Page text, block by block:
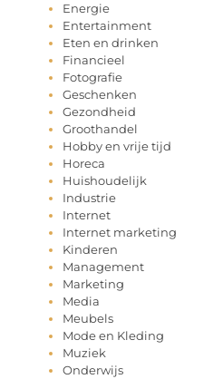
Energie
Entertainment
Eten en drinken
Financieel
Fotografie
Geschenken
Gezondheid
Groothandel
Hobby en vrije tijd
Horeca
Huishoudelijk
Industrie
Internet
Internet marketing
Kinderen
Management
Marketing
Media
Meubels
Mode en Kleding
Muziek
Onderwijs